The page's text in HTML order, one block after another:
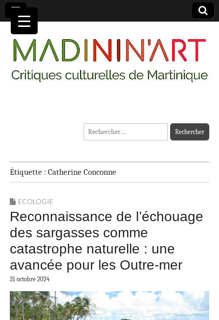
MADININ'ART
Rechercher :
Étiquette : Catherine Conconne
ECOLOGIE
Reconnaissance de l’échouage
des sargasses comme
catastrophe naturelle : une
avancée pour les Outre-mer
31 octobre 2024